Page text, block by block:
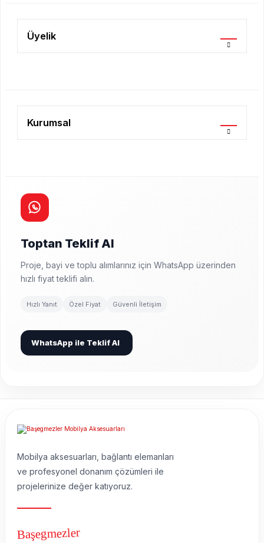
Üyelik
Kurumsal
Toptan Teklif Al
Proje, bayi ve toplu alımlarınız için WhatsApp üzerinden
hızlı fiyat teklifi alın.
Hızlı Yanıt Özel Fiyat Güvenli İletişim
WhatsApp ile Teklif Al
Mobilya aksesuarları, bağlantı elemanları
ve profesyonel donanım çözümleri ile
projelerinize değer katıyoruz.
Başegmezler